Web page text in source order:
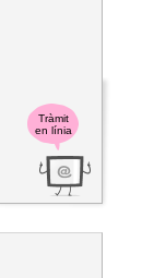
Tràmit
en línia